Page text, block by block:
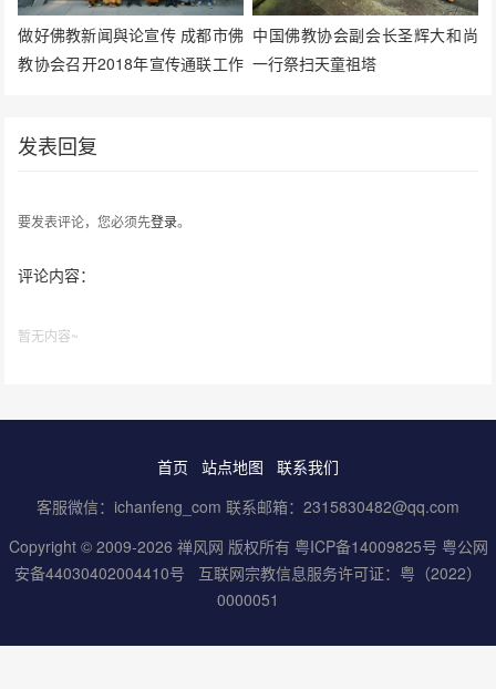
做好佛教新闻與论宣传 成都市佛
教协会召开2018年宣传通联工作
中国佛教协会副会长圣辉大和尚
一行祭扫天童祖塔
发表回复
要发表评论，您必须先登录。
评论内容：
暂无内容~
首页 站点地图
联系我们
客服微信：ichanfeng_com 联系邮箱：2315830482@qq.com
Copyright © 2009-2026 禅风网 版权所有 粤ICP备14009825号 粤公网
安备44030402004410号
互联网宗教信息服务许可证：粤（2022）
0000051